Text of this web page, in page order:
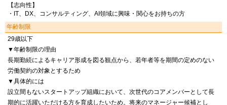
【志向性】
・IT、DX、コンサルティング、AI領域に興味・関心をお持ちの方
年齢制限
29歳以下
▼年齢制限の理由
長期勤続によるキャリア形成を図る観点から、若年者等を期間の定めのない
労働契約の対象とするため
▼具体的には
設立間もないスタートアップ組織において、次世代のコアメンバーとして長
期的に活躍いただける方を育成したいため。将来のマネージャー候補とし